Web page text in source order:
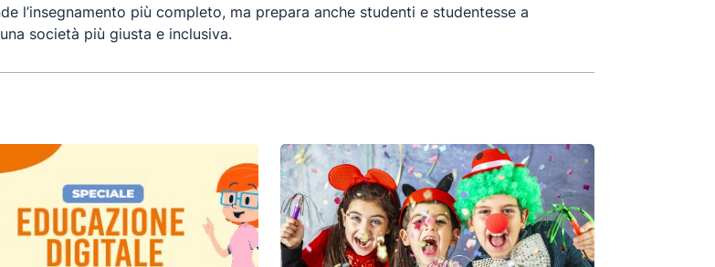
l’insegnamento più completo, ma prepara anche studenti e studentesse a
società più giusta e inclusiva.